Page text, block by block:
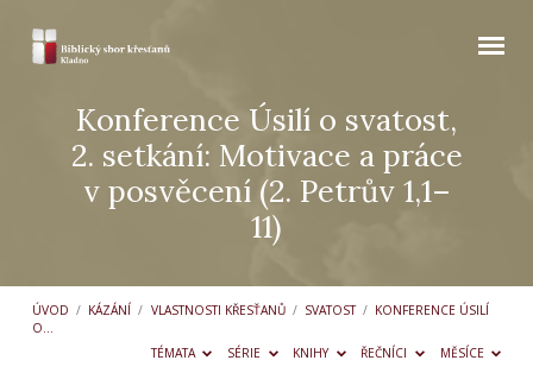
Konference Úsilí o svatost,
2. setkání: Motivace a práce
v posvěcení (2. Petrův 1,1–
11)
ÚVOD / KÁZÁNÍ / VLASTNOSTI KŘESŤANŮ / SVATOST / KONFERENCE ÚSILÍ
O…
TÉMATA
SÉRIE KNIHY ŘEČNÍCI MĚSÍCE